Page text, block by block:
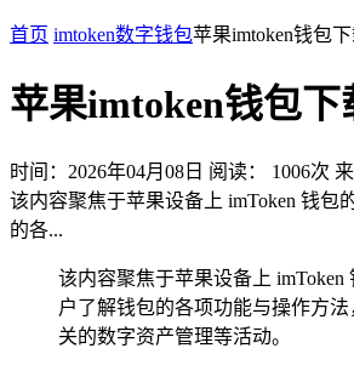
首页 imtoken数字钱包苹果imtoken钱包
苹果imtoken钱包
时间：2026年04月08日 阅读： 1006次
该内容聚焦于苹果设备上 imToken 钱包
的各...
该内容聚焦于苹果设备上
户了解钱包的各项功能与操作方
关的数字资产管理等活动。